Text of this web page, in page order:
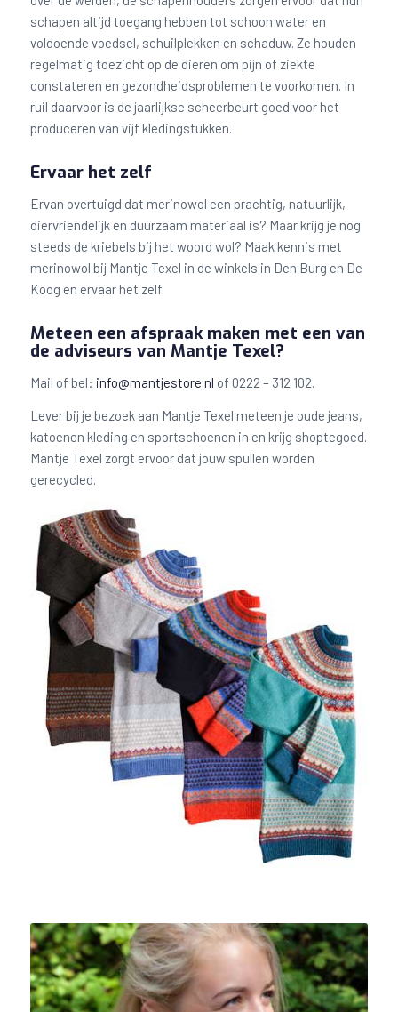
schapen altijd toegang hebben tot schoon water en
voldoende voedsel, schuilplekken en schaduw. Ze houden
regelmatig toezicht op de dieren om pijn of ziekte
constateren en gezondheidsproblemen te voorkomen. In
ruil daarvoor is de jaarlijkse scheerbeurt goed voor het
produceren van vijf kledingstukken.
Ervaar het zelf
Ervan overtuigd dat merinowol een prachtig, natuurlijk,
diervriendelijk en duurzaam materiaal is? Maar krijg je nog
steeds de kriebels bij het woord wol? Maak kennis met
merinowol bij Mantje Texel in de winkels in Den Burg en De
Koog en ervaar het zelf.
Meteen een afspraak maken met een van
de adviseurs van Mantje Texel?
Mail of bel: info@mantjestore.nl of 0222 – 312 102.
Lever bij je bezoek aan Mantje Texel meteen je oude jeans,
katoenen kleding en sportschoenen in en krijg shoptegoed.
Mantje Texel zorgt ervoor dat jouw spullen worden
gerecycled.